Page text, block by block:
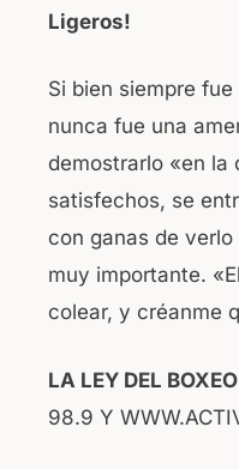
Ligeros!
Si bien siempre
nunca fue una
demostrarlo «en la
satisfechos, se
con ganas de
muy importante.
colear, y créanme
LA LEY DEL BOXEO
98.9 Y